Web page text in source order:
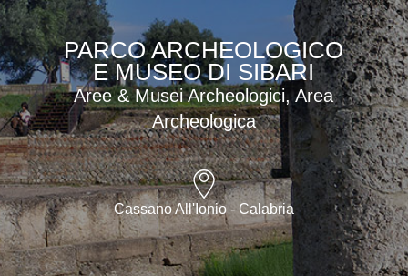
PARCO ARCHEOLOGICO
E MUSEO DI SIBARI
Aree & Musei Archeologici, Area
Archeologica
Cassano All'Ionio - Calabria